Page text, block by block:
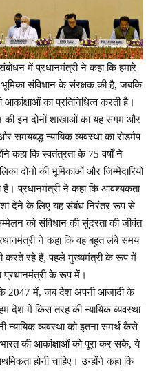
में प्रधानमंत्री ने कहा कि हमारे
भूमिका संविधान के संरक्षक की है, जबकि
आकांक्षाओं का प्रतिनिधित्व करती है।
की इन दोनों शाखाओं का यह संगम और
समयबद्ध न्यायिक व्यवस्था का रोडमैप
कहा कि स्वतंत्रता के 75 वर्षों ने
दोनों की भूमिकाओं और जिम्मेदारियों
है। प्रधानमंत्री ने कहा कि आवश्यकता
देने के लिए यह संबंध निरंतर रूप से
को संविधान की सुंदरता की जीवंत
ने कहा कि वह बहुत लंबे समय
करते रहे हैं, पहले मुख्यमंत्री के रूप में
के रूप में।
2047 में, जब देश अपनी आजादी के
देश में किस तरह की न्यायिक व्यवस्था
न्यायिक व्यवस्था को इतना समर्थ कैसे
की आकांक्षाओं को पूरा कर सके, ये
होनी चाहिए। उन्होंने कहा कि